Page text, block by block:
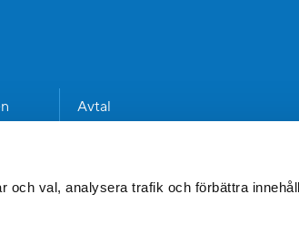
och val, analysera trafik och förbättra
Avtal
Visselblåsning